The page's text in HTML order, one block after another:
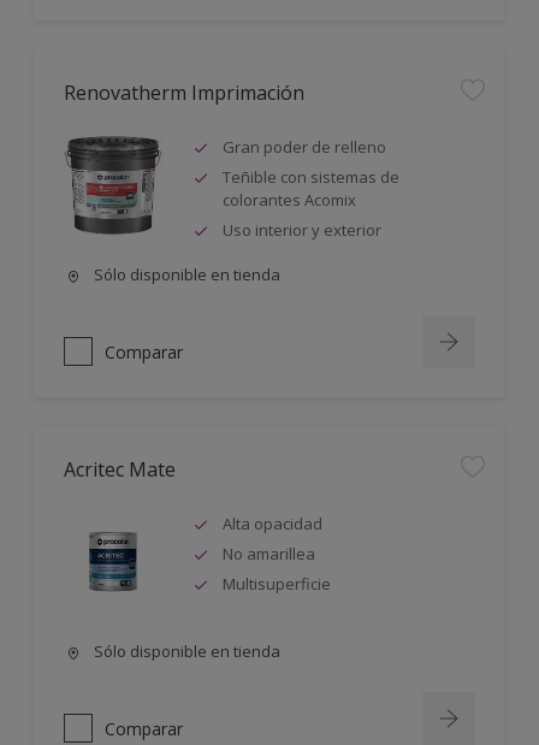
Renovatherm Imprimación
Gran poder de relleno
Teñible con sistemas de
colorantes Acomix
Uso interior y exterior
Sólo disponible en tienda
Comparar
Acritec Mate
Alta opacidad
No amarillea
Multisuperficie
Sólo disponible en tienda
Comparar